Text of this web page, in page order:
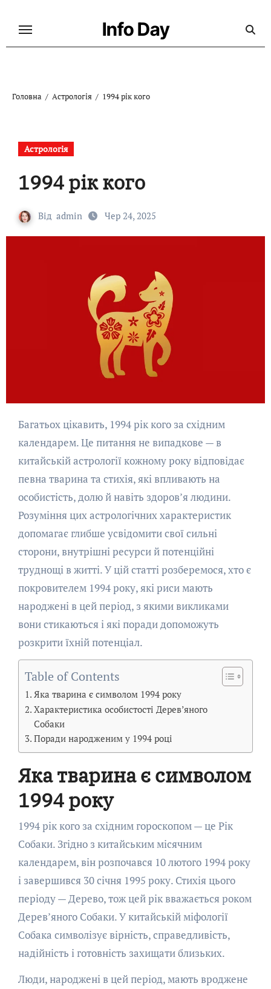
Info Day
Головна Астрологія 1994 рік кого
Астрологія
1994 рік кого
Від admin Чер 24, 2025
Багатьох цікавить, 1994 рік кого за східним
календарем. Це питання не випадкове — в
китайській астрології кожному року відповідає
певна тварина та стихія, які впливають на
особистість, долю й навіть здоров’я людини.
Розуміння цих астрологічних характеристик
допомагає глибше усвідомити свої сильні
сторони, внутрішні ресурси й потенційні
труднощі в житті. У цій статті розберемося, хто є
покровителем 1994 року, які риси мають
народжені в цей період, з якими викликами
вони стикаються і які поради допоможуть
розкрити їхній потенціал.
Table of Contents
Яка тварина є символом 1994 року
Характеристика особистості Дерев’яного
Собаки
Поради народженим у 1994 році
Яка тварина є символом
1994 року
1994 рік кого за східним гороскопом — це Рік
Собаки. Згідно з китайським місячним
календарем, він розпочався 10 лютого 1994 року
і завершився 30 січня 1995 року. Стихія цього
періоду — Дерево, тож цей рік вважається роком
Дерев’яного Собаки. У китайській міфології
Собака символізує вірність, справедливість,
надійність і готовність захищати близьких.
Люди, народжені в цей період, мають вроджене